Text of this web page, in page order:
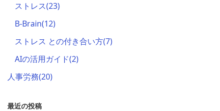
ストレス(23)
B-Brain(12)
ストレス との付き合い方(7)
AIの活用ガイド(2)
人事労務(20)
最近の投稿